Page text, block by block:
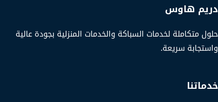
دريم هاوس
حلول متكاملة لخدمات السباكة والخدمات المنزلية بجودة عالية
واستجابة سريعة.
خدماتنا